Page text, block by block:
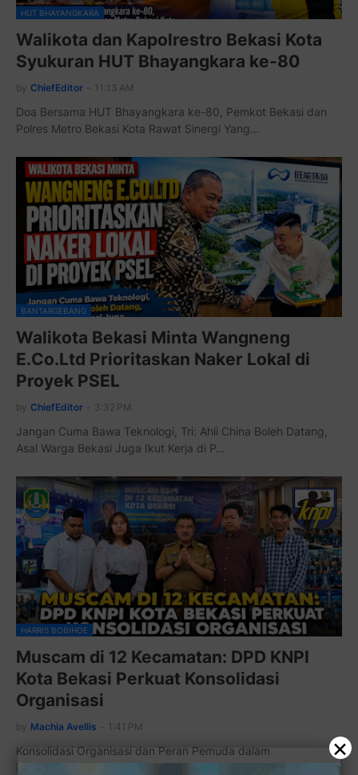
HUT BHAYANGKARA
Walikota dan Kapolrestro Bekasi Kota
Syukuran HUT Bhayangkara ke-80
by ChiefEditor 11:13 AM
Doa Bersama HUT Bhayangkara ke-80, Pemkot Bekasi dan
Polres Metro Bekasi Kota Rawat Sinergi Yang…
BANTARGEBANG
Walikota Bekasi Minta Wangneng
E.Co.Ltd Prioritaskan Naker Lokal di
Proyek PSEL
by ChiefEditor 3:32 PM
Jangan Cuma Bawa Teknologi, Tri: Ahli China Boleh Datang,
Asal Warga Bekasi Juga Ikut Kerja di P…
HARRIS BOBIHOE
Muscam di 12 Kecamatan: DPD KNPI
Kota Bekasi Perkuat Konsolidasi
Organisasi
by Machia Avellis 1:41 PM
Konsolidasi Organisasi dan Peran Pemuda dalam
Pembangunan Daerah Sekaligus Penataan Struktur Kep…
×